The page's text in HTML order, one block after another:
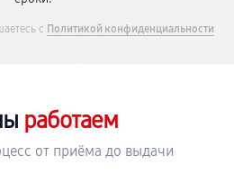
с Политикой конфиденциальности
работаем
от приёма до выдачи